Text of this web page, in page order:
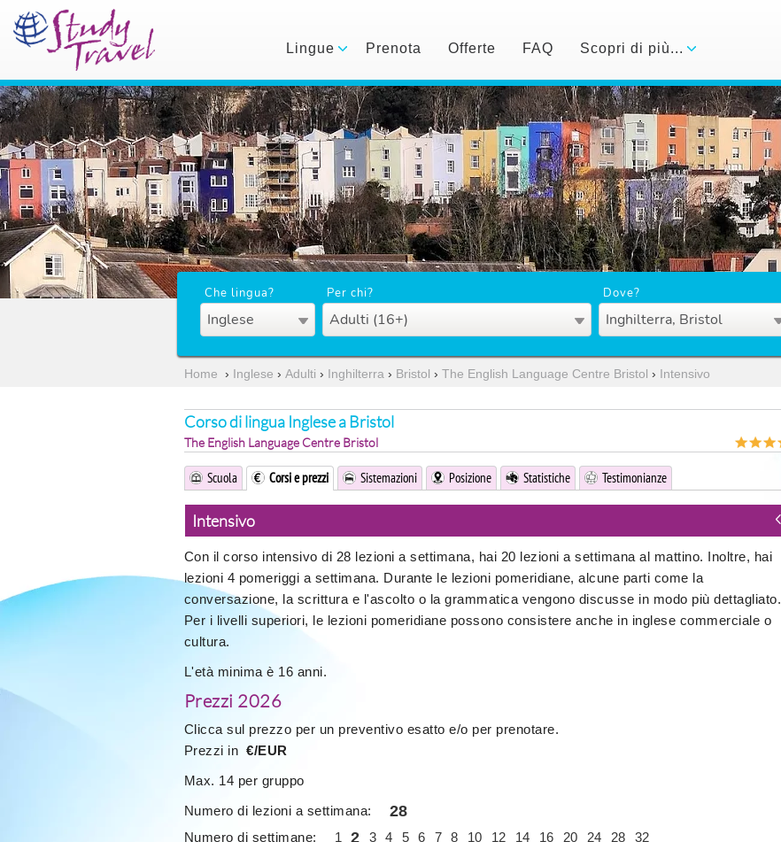
Lingue Prenota Offerte FAQ Scopri di più...
Che lingua?
Inglese
Per chi?
Adulti (16+)
Dove?
Inghilterra, Bristol
Home › Inglese › Adulti › Inghilterra › Bristol › The English Language Centre Bristol › Intensivo
Corso di lingua Inglese a Bristol
The English Language Centre Bristol
Scuola Corsi e prezzi Sistemazioni Posizione Statistiche Testimonianze
Intensivo
Con il corso intensivo di 28 lezioni a settimana, hai 20 lezioni a settimana al mattino. Inoltre, hai
lezioni 4 pomeriggi a settimana. Durante le lezioni pomeridiane, alcune parti come la
conversazione, la scrittura e l'ascolto o la grammatica vengono discusse in modo più dettagliato.
Per i livelli superiori, le lezioni pomeridiane possono consistere anche in inglese commerciale o
cultura.
L'età minima è 16 anni.
Prezzi 2026
Clicca sul prezzo per un preventivo esatto e/o per prenotare.
Prezzi in €/EUR
Max. 14 per gruppo
Numero di lezioni a settimana:
28
Numero di settimane: 1 2 3 4 5 6 7 8 10 12 14 16 20 24 28
32